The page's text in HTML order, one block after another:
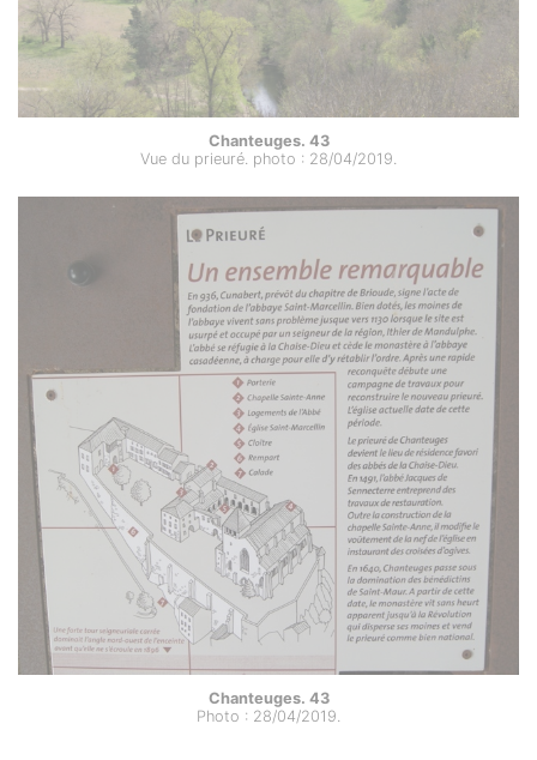
Chanteuges. 43
Vue du prieuré. photo : 28/04/2019.
Chanteuges. 43
Photo : 28/04/2019.